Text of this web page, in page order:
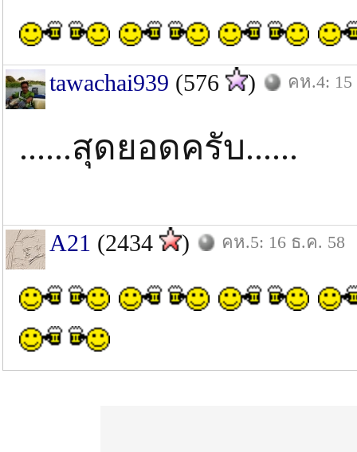
tawachai939 (576 ) คห.4: 15
......สุดยอดครับ......
A21 (2434 ) คห.5: 16 ธ.ค. 58